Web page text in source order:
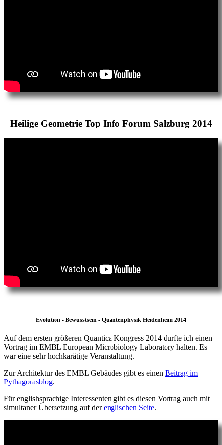
Heilige Geometrie Top Info Forum Salzburg 2014
Evolution - Bewusstsein - Quantenphysik Heidenheim 2014
Auf dem ersten größeren Quantica Kongress 2014 durfte ich einen
Vortrag im EMBL European Microbiology Laboratory halten. Es
war eine sehr hochkarätige Veranstaltung.
Zur Architektur des EMBL Gebäudes gibt es einen Beitrag im
Pythagorasblog.
Für englishsprachige Interessenten gibt es diesen Vortrag auch mit
simultaner Übersetzung auf derenglischen Seite.